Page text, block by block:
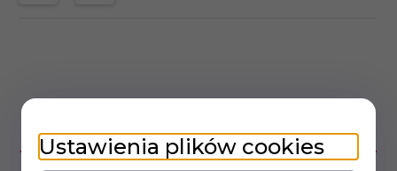
OPIS PRODUKTU
Ustawienia plików cookies